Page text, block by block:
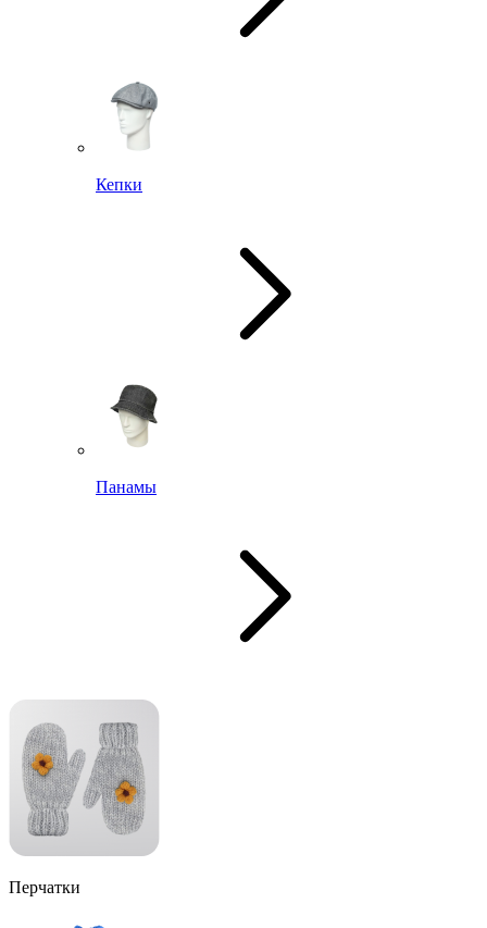
Кепки
Панамы
Перчатки